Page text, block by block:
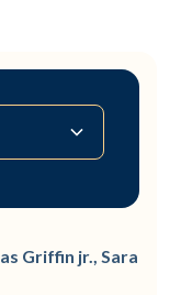
Griffin jr., Sara